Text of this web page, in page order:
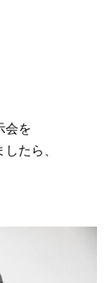
会を
たら、